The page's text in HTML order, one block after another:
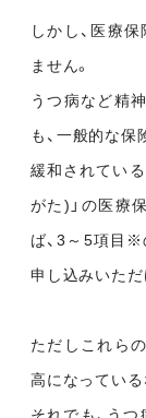
しかし、医療
ません。
うつ病など精
も、一般的な
緩和されてい
がた)」の医療
ば、3～5項目※
申し込みいただ
ただしこれら
高になっている